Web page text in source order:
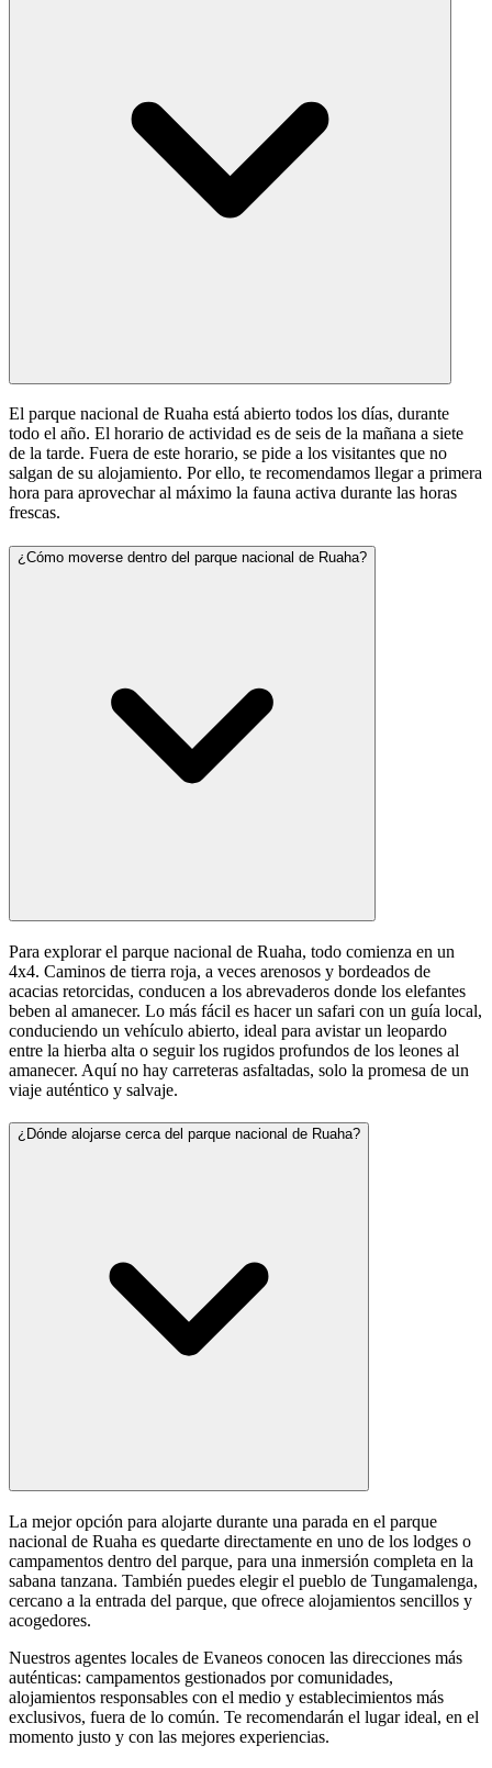
El parque nacional de Ruaha está abierto todos los días, durante
todo el año. El horario de actividad es de seis de la mañana a siete
de la tarde. Fuera de este horario, se pide a los visitantes que no
salgan de su alojamiento. Por ello, te recomendamos llegar a primera
hora para aprovechar al máximo la fauna activa durante las horas
frescas.
¿Cómo moverse dentro del parque nacional de Ruaha?
Para explorar el parque nacional de Ruaha, todo comienza en un
4x4. Caminos de tierra roja, a veces arenosos y bordeados de
acacias retorcidas, conducen a los abrevaderos donde los elefantes
beben al amanecer. Lo más fácil es hacer un safari con un guía local,
conduciendo un vehículo abierto, ideal para avistar un leopardo
entre la hierba alta o seguir los rugidos profundos de los leones al
amanecer. Aquí no hay carreteras asfaltadas, solo la promesa de un
viaje auténtico y salvaje.
¿Dónde alojarse cerca del parque nacional de Ruaha?
La mejor opción para alojarte durante una parada en el parque
nacional de Ruaha es quedarte directamente en uno de los lodges o
campamentos dentro del parque, para una inmersión completa en la
sabana tanzana. También puedes elegir el pueblo de Tungamalenga,
cercano a la entrada del parque, que ofrece alojamientos sencillos y
acogedores.
Nuestros agentes locales de Evaneos conocen las direcciones más
auténticas: campamentos gestionados por comunidades,
alojamientos responsables con el medio y establecimientos más
exclusivos, fuera de lo común. Te recomendarán el lugar ideal, en el
momento justo y con las mejores experiencias.